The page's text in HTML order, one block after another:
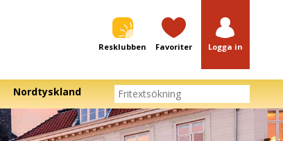
Resklubben Favoriter Logga in
Nordtyskland